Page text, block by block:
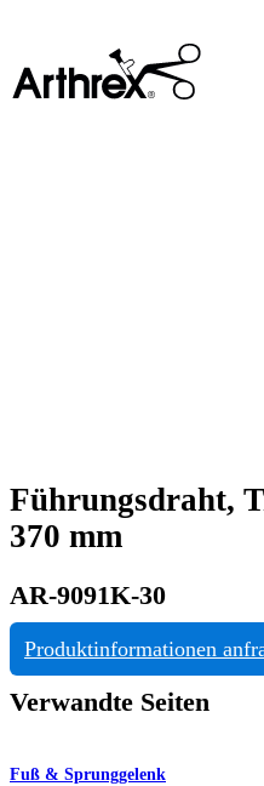
Führungsdraht,
370 mm
AR-9091K-30
Produktinformationen
Verwandte Seiten
Fuß & Sprunggelenk